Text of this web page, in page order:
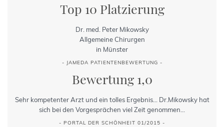
Top 10 Platzierung
Dr. med. Peter Mikowsky
Allgemeine Chirurgen
in Münster
- JAMEDA PATIENTENBEWERTUNG -
Bewertung 1,0
Sehr kompetenter Arzt und ein tolles Ergebnis... Dr.Mikowsky hat
sich bei den Vorgesprächen viel Zeit genommen...
- PORTAL DER SCHÖNHEIT 01/2015 -